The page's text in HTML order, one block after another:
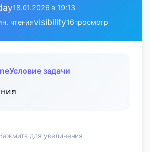
18.01.2026 в 19:13
чтенияvisibility16просмотр
Условие задачи
для увеличения